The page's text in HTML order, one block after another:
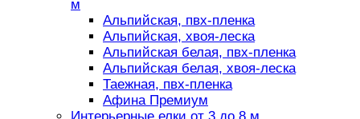
м
Альпийская, пвх-пленка
Альпийская, хвоя-леска
Альпийская белая, пвх-пленка
Альпийская белая, хвоя-леска
Таежная, пвх-пленка
Афина Премиум